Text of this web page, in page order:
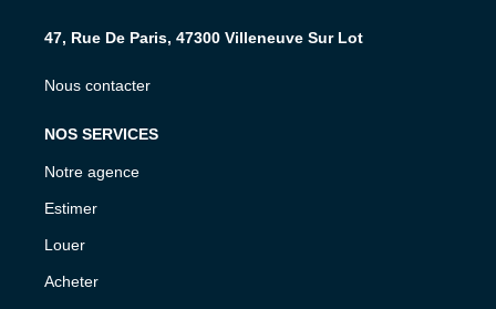
47, Rue De Paris, 47300 Villeneuve Sur Lot
Nous contacter
NOS SERVICES
Notre agence
Estimer
Louer
Acheter